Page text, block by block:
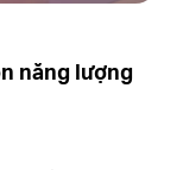
năng lượng